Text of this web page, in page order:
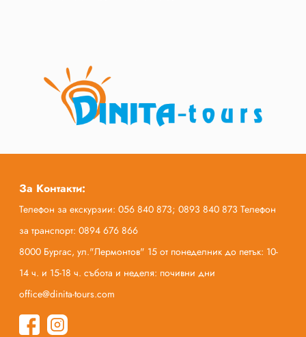
За Контакти:
Телефон за екскурзии: 056 840 873; 0893 840 873 Телефон
за транспорт: 0894 676 866
8000 Бургас, ул."Лермонтов" 15 от понеделник до петък: 10-
14 ч. и 15-18 ч. събота и неделя: почивни дни
office@dinita-tours.com